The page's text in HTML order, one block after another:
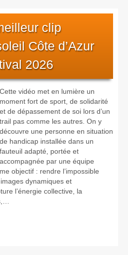
clip
Côte d’Azur
2026
Cette vidéo met en lumière un
moment fort de sport, de solidarité
et de dépassement de soi lors d’un
trail pas comme les autres. On y
découvre une personne en situation
de handicap installée dans un
fauteuil adapté, portée et
accompagnée par une équipe
objectif : rendre l’impossible
dynamiques et
l’énergie collective, la